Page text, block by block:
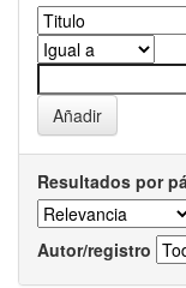
Resultados por
Autor/registro